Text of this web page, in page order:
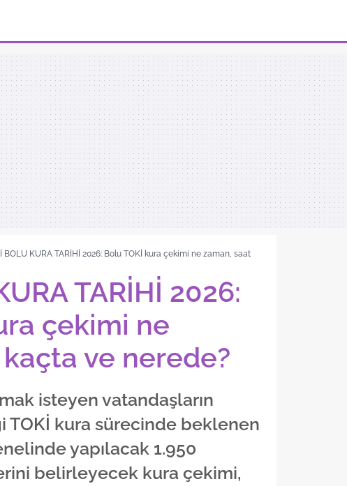
BOLU KURA TARİHİ 2026: Bolu TOKİ kura çekimi ne zaman, saat
TARİHİ 2026:
çekimi ne
ve nerede?
isteyen vatandaşların
TOKİ kura sürecinde beklenen
yapılacak 1.950
belirleyecek kura çekimi,